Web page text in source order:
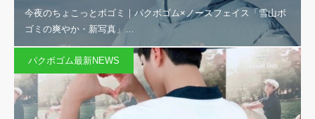
今夜のちょこっとボゴミ｜パクボゴム×ノースフェイス「雪山ボ
ゴミの爽やか・新写真」…
パクボゴム最新NEWS